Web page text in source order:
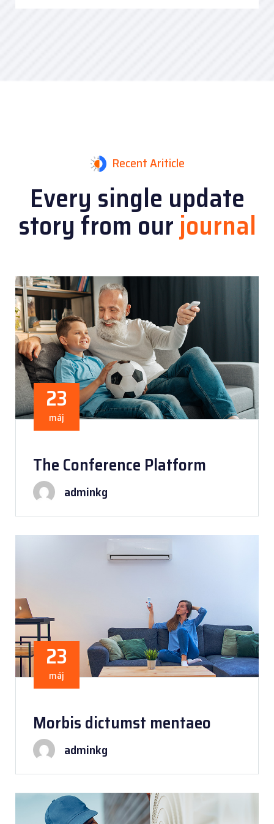
Recent Ariticle
Every single update
storyfrom ourjournal
23
máj
The Conference Platform
adminkg
23
máj
Morbis dictumst mentaeo
adminkg